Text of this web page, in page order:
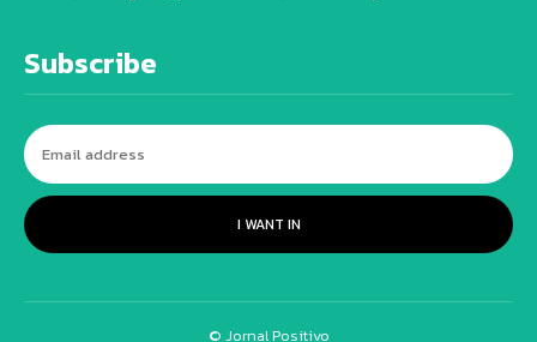
Subscribe
I WANT IN
© Jornal Positivo